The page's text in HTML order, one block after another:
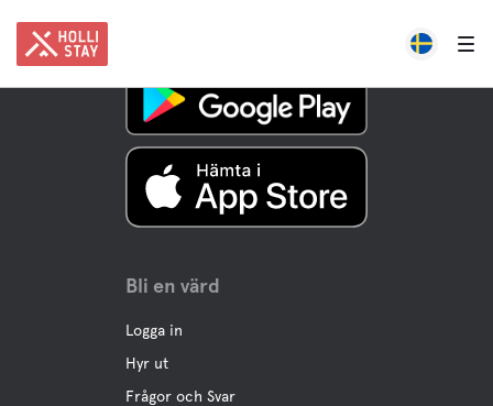
Bli en värd
Logga in
Hyr ut
Frågor och Svar